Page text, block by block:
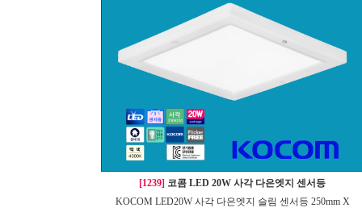
[1239] 코콤 LED 20W 사각 다은엣지 센서등
KOCOM LED20W 사각 다은엣지 슬림 센서등 250mm X